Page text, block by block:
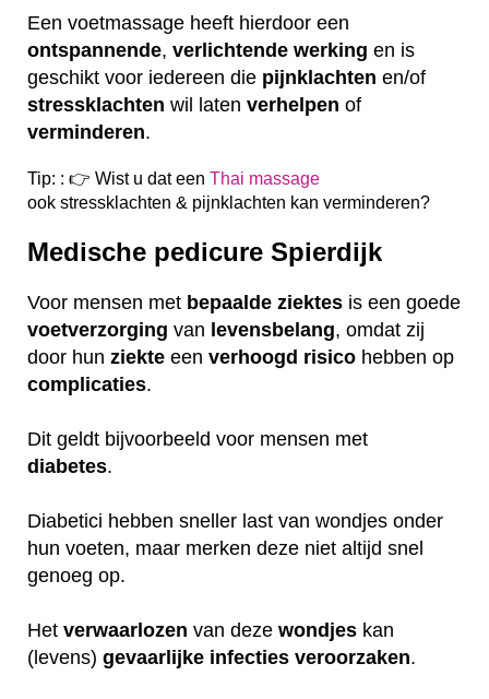
Een voetmassage heeft hierdoor een
ontspannende, verlichtende werking en is
geschikt voor iedereen die pijnklachten en/of
stressklachten wil laten verhelpen of
verminderen.
Tip: : 👉 Wist u dat een Thai massage
ook stressklachten & pijnklachten kan verminderen?
Medische pedicure Spierdijk
Voor mensen met bepaalde ziektes is een goede
voetverzorging van levensbelang, omdat zij
door hun ziekte een verhoogd risico hebben op
complicaties.
Dit geldt bijvoorbeeld voor mensen met
diabetes.
Diabetici hebben sneller last van wondjes onder
hun voeten, maar merken deze niet altijd snel
genoeg op.
Het verwaarlozen van deze wondjes kan
(levens) gevaarlijke infecties veroorzaken.